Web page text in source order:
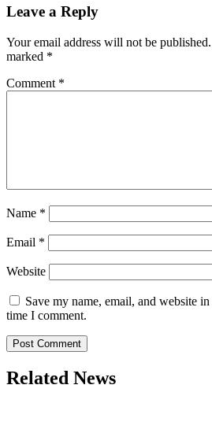
Leave a Reply
Your email address will not be published.
marked *
Comment *
Name *
Email *
Website
Save my name, email, and website
time I comment.
Related News